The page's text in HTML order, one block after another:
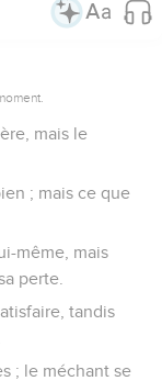
mais le
; mais ce que
même, mais
perte.
tandis
; le méchant se